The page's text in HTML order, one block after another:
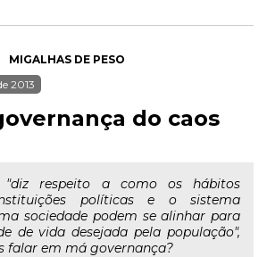
MIGALHAS DE PESO
2013
do caos
"diz respeito a como os hábitos
políticas e o sistema
sociedade podem se alinhar para
de vida desejada pela população",
falar em má governança?